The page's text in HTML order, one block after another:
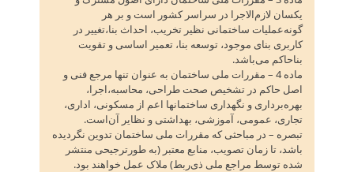
یکسان لازم‌الاجرا در سراسر کشور است و بر هر
گونه‌عملیات ساختمانی نظیر تخریب‌، احداث بنا،تغییر در
کاربری بنای موجود، توسعه بنا، تعمیر اساسی و تقویت
بناحاکم می‌باشد.
ماده 4 – مقررات ملی ساختمان به عنوان تنها مرجع فنی و
اصل حاکم در تشخیص صحت طراحی‌، محاسبه‌،اجرا،
بهره‌برداری و نگهداری ساختمانها اعم از مسکونی‌، اداری‌،
تجاری‌، عمومی‌، آموزشی‌، بهداشتی و نظایر آن‌است‌.
تبصره – در مباحثی که مقررات ملی ساختمان تدوین نگردیده
باشد، تا زمان تصویب‌، منابع معتبر (به طورترجیحی منتشر
شده توسط مراجع ملی ذی‌ربط‌) ملاک عمل خواهند بود.